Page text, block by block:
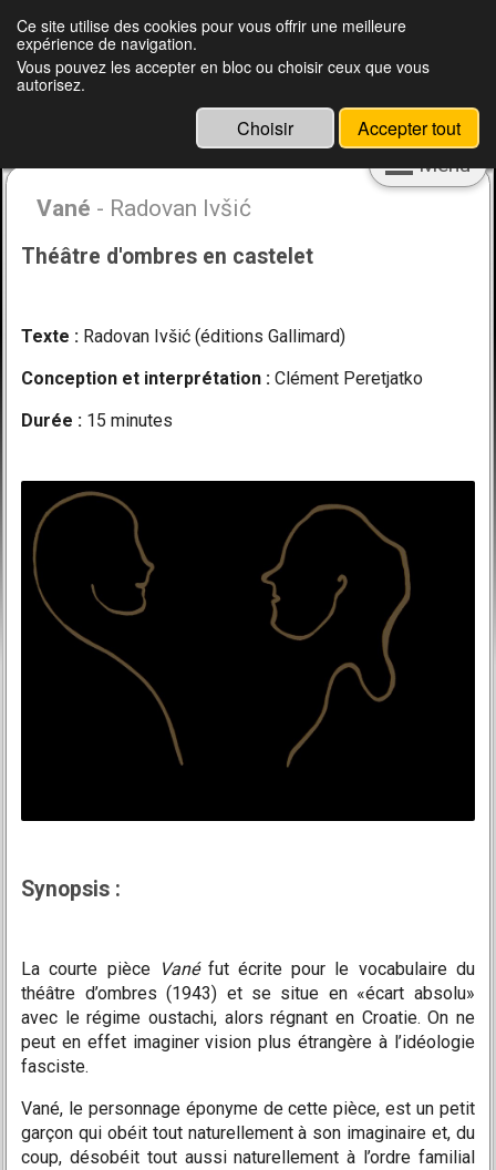
Clément Peretjatko, metteur en scène,
marionnettiste, pédagogue et ingénieur
Menu
Vané - Radovan Ivšić
Théâtre d'ombres en castelet
Texte : Radovan Ivšić (éditions Gallimard)
Conception et interprétation : Clément Peretjatko
Durée : 15 minutes
Synopsis :
La courte pièce Vanéfut écrite pour le vocabulaire du
théâtre d’ombres (1943) et se situe en «écart absolu»
avec le régime oustachi, alors régnant en Croatie. On ne
peut en effet imaginer vision plus étrangère à l’idéologie
fasciste.
Vané, le personnage éponyme de cette pièce, est un petit
garçon qui obéit tout naturellement à son imaginaire et, du
coup, désobéit tout aussi naturellement à l’ordre familial
Ce site utilise des cookies pour vous offrir une meilleure
expérience de navigation.
Vous pouvez les accepter en bloc ou choisir ceux que vous
autorisez.
Choisir Accepter tout